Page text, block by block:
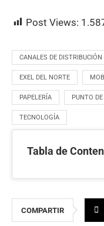
Post Views:
CANALES DE DISTRIBUCIÓN
EXEL DEL NORTE
PAPELERÍA PUNTO
TECNOLOGÍA
Tabla de
COMPARTIR